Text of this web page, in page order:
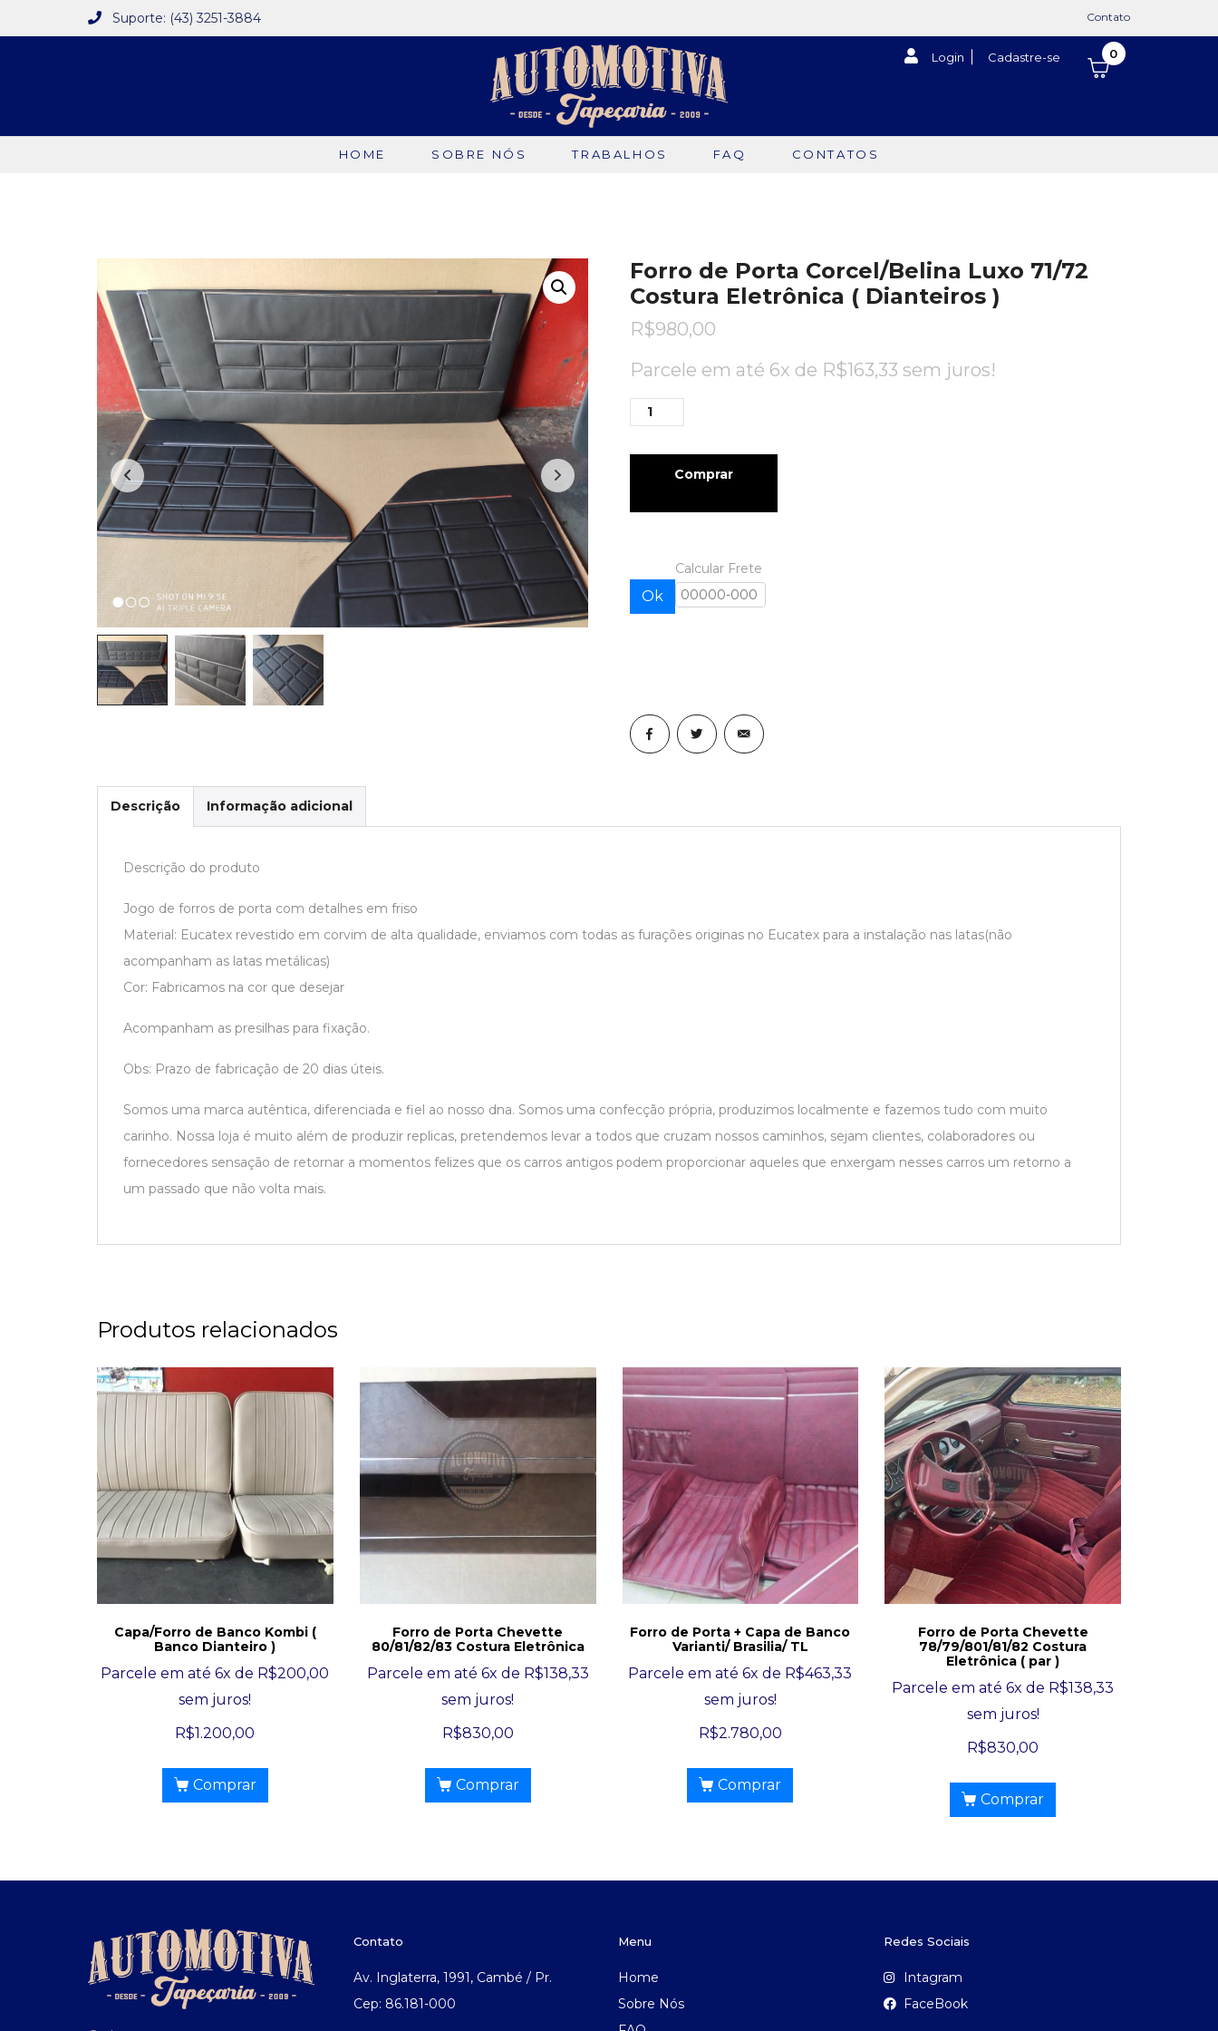
Suporte: (43) 3251-3884 Contato
Login Cadastre-se 0
HOME SOBRE NÓS TRABALHOS FAQ CONTATOS
Forro de Porta Corcel/Belina Luxo 71/72
Costura Eletrônica ( Dianteiros )
R$980,00
Parcele em até 6x de R$163,33 sem juros!
Comprar
Calcular Frete
Ok
Descrição Informação adicional
Descrição do produto
Jogo de forros de porta com detalhes em friso
Material: Eucatex revestido em corvim de alta qualidade, enviamos com todas as furações originas no Eucatex para a instalação nas latas(não
acompanham as latas metálicas)
Cor: Fabricamos na cor que desejar
Acompanham as presilhas para fixação.
Obs: Prazo de fabricação de 20 dias úteis.
Somos uma marca autêntica, diferenciada e fiel ao nosso dna. Somos uma confecção própria, produzimos localmente e fazemos tudo com muito
carinho. Nossa loja é muito além de produzir replicas, pretendemos levar a todos que cruzam nossos caminhos, sejam clientes, colaboradores ou
fornecedores sensação de retornar a momentos felizes que os carros antigos podem proporcionar aqueles que enxergam nesses carros um retorno a
um passado que não volta mais.
Produtos relacionados
Capa/Forro de Banco Kombi (
Banco Dianteiro )
Parcele em até 6x de R$200,00
sem juros!
R$1.200,00
Comprar
Forro de Porta Chevette
80/81/82/83 Costura Eletrônica
Parcele em até 6x de R$138,33
sem juros!
R$830,00
Comprar
Forro de Porta + Capa de Banco
Varianti/ Brasilia/ TL
Parcele em até 6x de R$463,33
sem juros!
R$2.780,00
Comprar
Forro de Porta Chevette
78/79/801/81/82 Costura
Eletrônica ( par )
Parcele em até 6x de R$138,33
sem juros!
R$830,00
Comprar
Contato
Av. Inglaterra, 1991, Cambé / Pr.
Cep: 86.181-000
Menu
Home
Sobre Nós
Redes Sociais
Intagram
FaceBook